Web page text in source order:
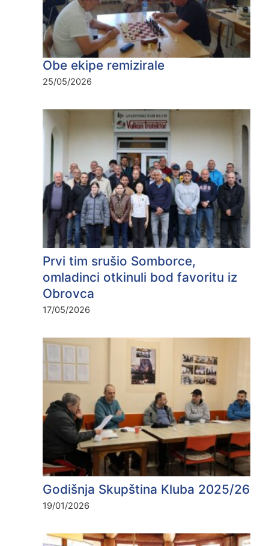
Obe ekipe remizirale
25/05/2026
Prvi tim srušio Somborce,
omladinci otkinuli bod favoritu iz
Obrovca
17/05/2026
Godišnja Skupština Kluba 2025/26
19/01/2026